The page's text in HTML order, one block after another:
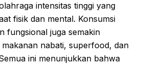
intensitas tinggi yang
fisik dan mental. Konsumsi
fungsional juga semakin
nabati, superfood, dan
ini menunjukkan bahwa